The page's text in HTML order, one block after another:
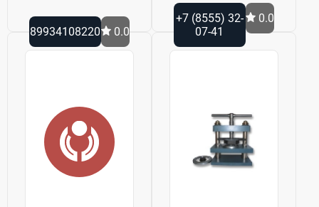
89934108220 0.0
+7 (8555) 32-
07-41
0.0